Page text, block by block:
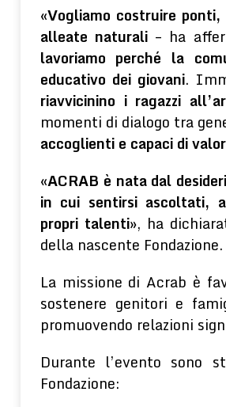
«Vogliamo costruire
alleate naturali– ha
lavoriamo perché la
educativo dei giovani.
riavvicinino i ragazzi
momenti di dialogo tra
accoglienti e capaci di
«ACRAB è nata dal
in cui sentirsi ascoltati,
propri talenti», ha
della nascente Fondazione.
La missione di Acrab è
sostenere genitori e
promuovendo relazioni
Durante l’evento
Fondazione: